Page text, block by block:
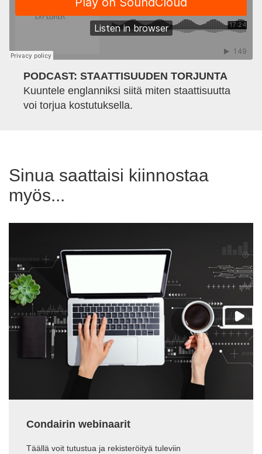
PODCAST: STAATTISUUDEN TORJUNTA
Kuuntele englanniksi siitä miten staattisuutta
voi torjua kostutuksella.
Sinua saattaisi kiinnostaa
myös...
Condairin webinaarit
Täällä voit tutustua ja rekisteröityä tuleviin